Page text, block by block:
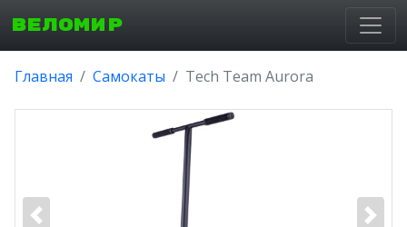
ВЕЛОМИР
Главная Самокаты Tech Team Aurora